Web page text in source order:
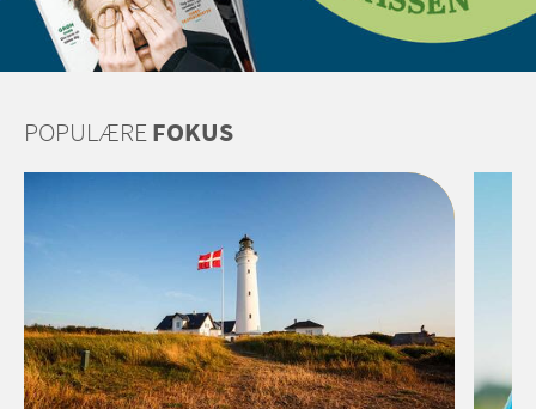
POPULÆREFOKUS